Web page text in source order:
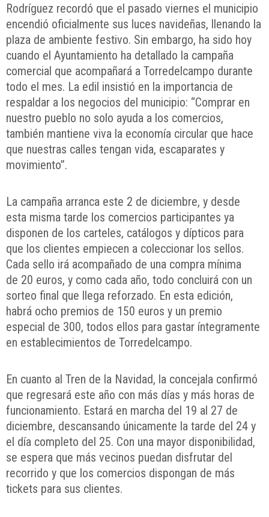
Rodríguez recordó que el pasado viernes el municipio
encendió oficialmente sus luces navideñas, llenando la
plaza de ambiente festivo. Sin embargo, ha sido hoy
cuando el Ayuntamiento ha detallado la campaña
comercial que acompañará a Torredelcampo durante
todo el mes. La edil insistió en la importancia de
respaldar a los negocios del municipio: “Comprar en
nuestro pueblo no solo ayuda a los comercios,
también mantiene viva la economía circular que hace
que nuestras calles tengan vida, escaparates y
movimiento”.
La campaña arranca este 2 de diciembre, y desde
esta misma tarde los comercios participantes ya
disponen de los carteles, catálogos y dípticos para
que los clientes empiecen a coleccionar los sellos.
Cada sello irá acompañado de una compra mínima
de 20 euros, y como cada año, todo concluirá con un
sorteo final que llega reforzado. En esta edición,
habrá ocho premios de 150 euros y un premio
especial de 300, todos ellos para gastar íntegramente
en establecimientos de Torredelcampo.
En cuanto al Tren de la Navidad, la concejala confirmó
que regresará este año con más días y más horas de
funcionamiento. Estará en marcha del 19 al 27 de
diciembre, descansando únicamente la tarde del 24 y
el día completo del 25. Con una mayor disponibilidad,
se espera que más vecinos puedan disfrutar del
recorrido y que los comercios dispongan de más
tickets para sus clientes.